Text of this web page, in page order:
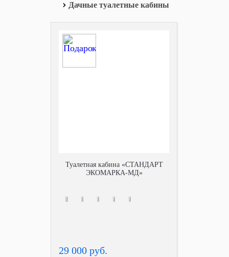
Дачные туалетные кабины
Туалетная кабина «СТАНДАРТ
ЭКОМАРКА-МД»
29 000 руб.